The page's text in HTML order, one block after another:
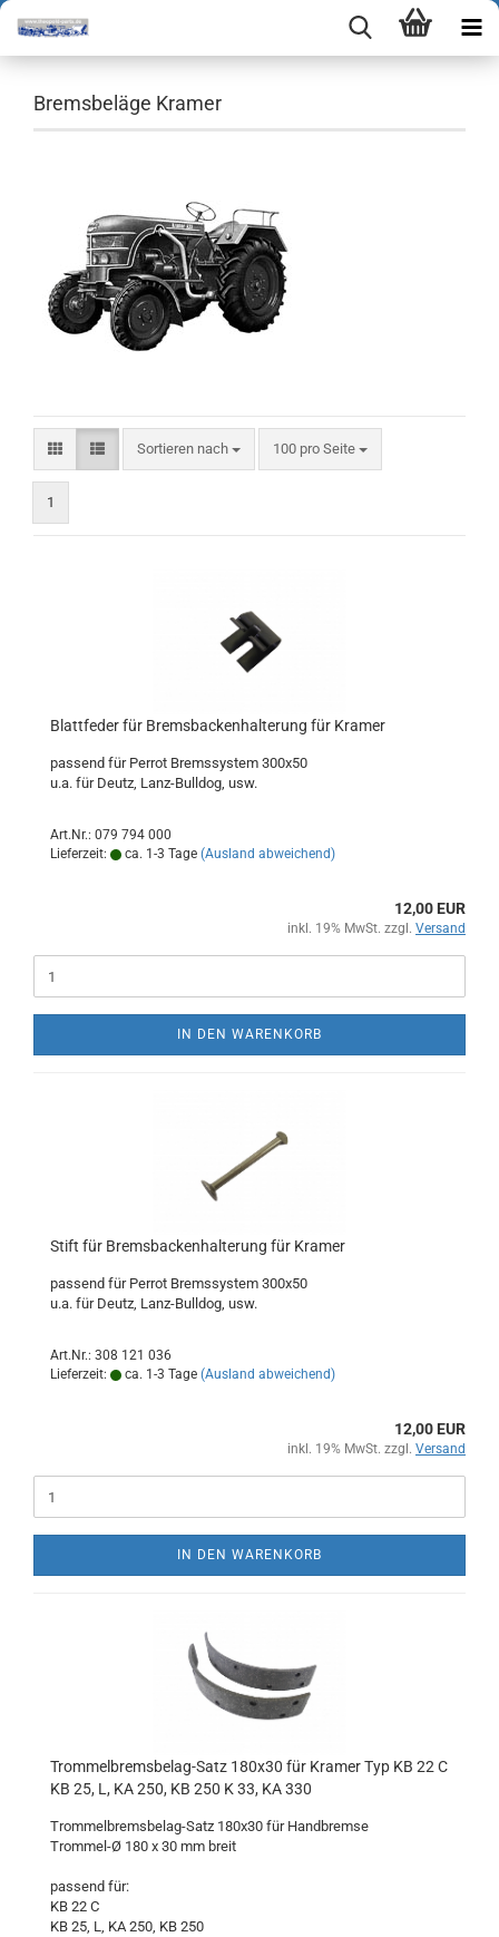
Bremsbeläge Kramer
Sortieren nach
Sortieren nach 100 pro Seite
pro Seite
1
Blattfeder für Bremsbackenhalterung für Kramer
passend für Perrot Bremssystem 300x50
u.a. für Deutz, Lanz-Bulldog, usw.
Art.Nr.: 079 794 000
Lieferzeit:
ca. 1-3 Tage (Ausland abweichend)
12,00 EUR
inkl. 19% MwSt. zzgl. Versand
IN DEN WARENKORB
Stift für Bremsbackenhalterung für Kramer
passend für Perrot Bremssystem 300x50
u.a. für Deutz, Lanz-Bulldog, usw.
Art.Nr.: 308 121 036
Lieferzeit:
ca. 1-3 Tage (Ausland abweichend)
12,00 EUR
inkl. 19% MwSt. zzgl. Versand
IN DEN WARENKORB
Trommelbremsbelag-Satz 180x30 für Kramer Typ KB 22 C
KB 25, L, KA 250, KB 250 K 33, KA 330
Trommelbremsbelag-Satz 180x30 für Handbremse
Trommel-Ø 180 x 30 mm breit
passend für:
KB 22 C
KB 25, L, KA 250, KB 250